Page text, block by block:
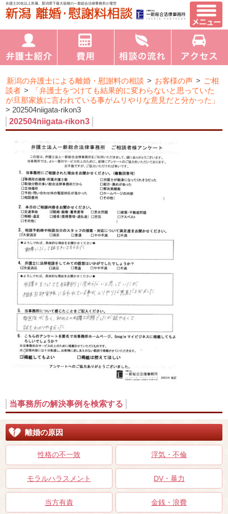
弁護士20名以上所属、新潟県下最大規模の一新総合法律事務所が運営
新潟の弁護士による離婚・慰謝料の相談 > お客様の声 > ご相
談者 >
「弁護士をつけても結果的に変わらないと思っていた
が旦那家族に言われている事がムリやりな意見だと分かった」
> 202504niigata-rikon3
202504niigata-rikon3
当事務所の解決事例を検索する
離婚の原因
性格の不一致 浮気・不倫
モラルハラスメント DV・暴力
当方有責 金銭・浪費